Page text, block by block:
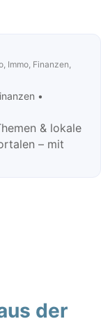
Immo, Finanzen,
•
& lokale
– mit
der